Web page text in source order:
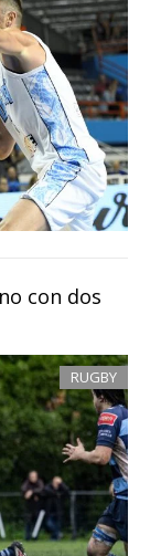
con dos
RUGBY